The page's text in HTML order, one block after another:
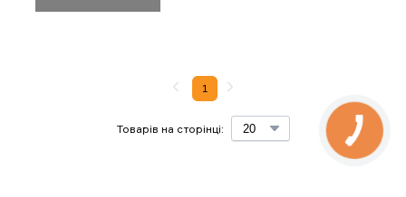
Товарів на сторінці:
1